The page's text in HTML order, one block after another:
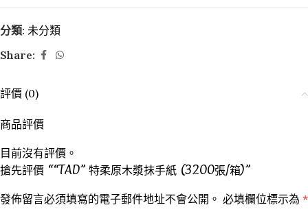
分類: 未分類
Share:
評價 (0)
商品評價
目前沒有評價。
搶先評價 ““TAD” 特柔原木漿抹手紙 (3200張/箱)”
發佈留言必須填寫的電子郵件地址不會公開。 必填欄位標示為 *